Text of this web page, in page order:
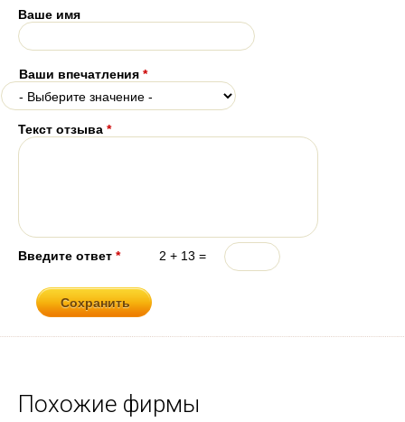
Ваше имя
Ваши впечатления *
Текст отзыва *
Введите ответ * 2 + 13 =
Похожие фирмы